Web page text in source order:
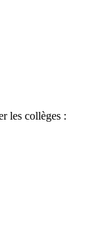
les collèges :